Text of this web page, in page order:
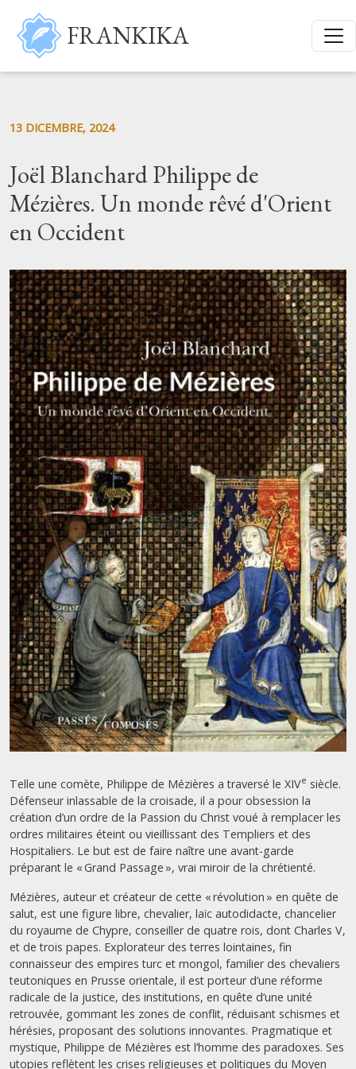
Salta al contenuto principale
FRANKIKA
13 DICEMBRE, 2024
Joël Blanchard Philippe de
Mézières. Un monde rêvé d'Orient
en Occident
Telle une comète, Philippe de Mézières a traversé le XIVe siècle.
Défenseur inlassable de la croisade, il a pour obsession la
création d’un ordre de la Passion du Christ voué à remplacer les
ordres militaires éteint ou vieillissant des Templiers et des
Hospitaliers. Le but est de faire naître une avant-garde
préparant le « Grand Passage », vrai miroir de la chrétienté.
Mézières, auteur et créateur de cette « révolution » en quête de
salut, est une figure libre, chevalier, laïc autodidacte, chancelier
du royaume de Chypre, conseiller de quatre rois, dont Charles V,
et de trois papes. Explorateur des terres lointaines, fin
connaisseur des empires turc et mongol, familier des chevaliers
teutoniques en Prusse orientale, il est porteur d’une réforme
radicale de la justice, des institutions, en quête d’une unité
retrouvée, gommant les zones de conflit, réduisant schismes et
hérésies, proposant des solutions innovantes. Pragmatique et
mystique, Philippe de Mézières est l’homme des paradoxes. Ses
utopies reflètent les crises religieuses et politiques du Moyen